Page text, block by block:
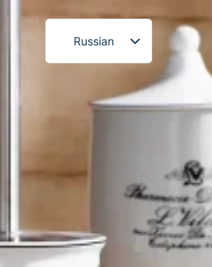
Russian
English
French
Japanese
Korean